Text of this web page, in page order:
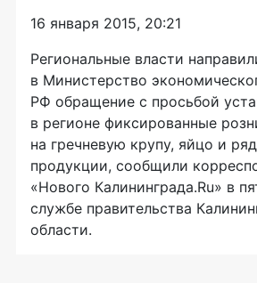
16 января 2015, 20:21
Региональные власти
в Министерство
РФ обращение с просьбой
в регионе фиксированные
на гречневую крупу, яйцо и
продукции, сообщили
«Нового Калининграда.Ru» в
службе правительства
области.